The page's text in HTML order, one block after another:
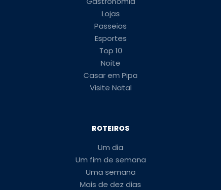
Lojas
Passeios
Esportes
Top 10
Noite
Casar em Pipa
Visite Natal
ROTEIROS
Um dia
Um fim de semana
Uma semana
Mais de dez dias